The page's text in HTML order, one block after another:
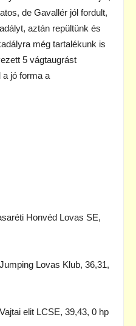
de Gavallér jól fordult,
aztán repültünk és
még tartalékunk is
5 vágtaugrást
a jó forma a
Honvéd Lovas SE,
Lovas Klub, 36,31,
elit LCSE, 39,43, 0 hp